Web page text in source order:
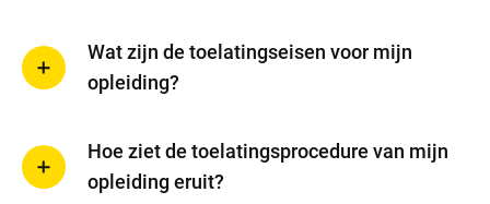
Wat zijn de toelatingseisen voor mijn
opleiding?
Hoe ziet de toelatingsprocedure van mijn
opleiding eruit?